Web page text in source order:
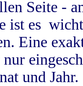
Seite -
ist es
Eine
und Jahr.